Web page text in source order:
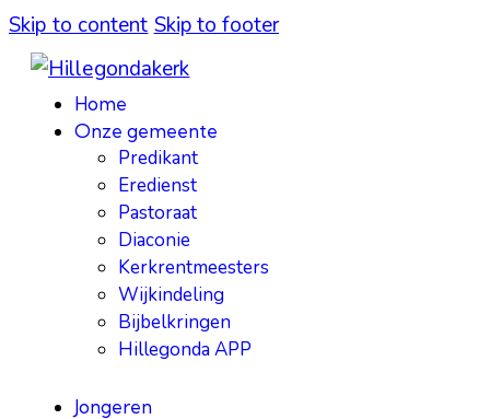
Skip to content Skip to footer
Home
Onze gemeente
Predikant
Eredienst
Pastoraat
Diaconie
Kerkrentmeesters
Wijkindeling
Bijbelkringen
Hillegonda APP
Jongeren